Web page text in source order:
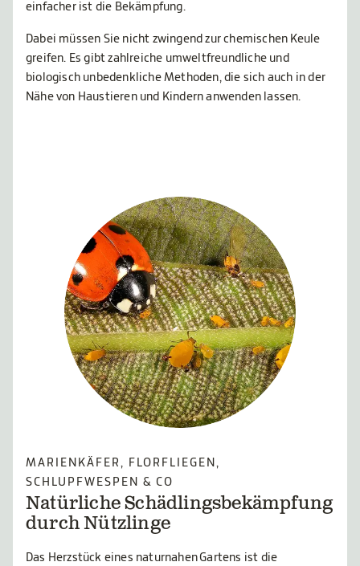
einfacher ist die Bekämpfung.
Dabei müssen Sie nicht zwingend zur chemischen Keule
greifen. Es gibt zahlreiche umweltfreundliche und
biologisch unbedenkliche Methoden, die sich auch in der
Nähe von Haustieren und Kindern anwenden lassen.
MARIENKÄFER, FLORFLIEGEN,
SCHLUPFWESPEN & CO
Natürliche Schädlingsbekämpfung
durch Nützlinge
Das Herzstück eines naturnahen Gartens ist die